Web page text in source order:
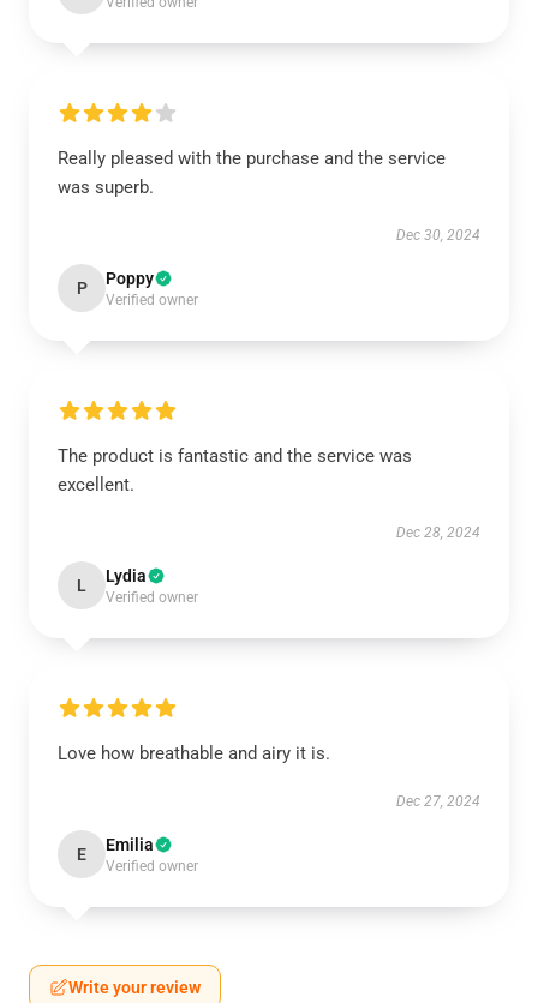
Really pleased with the purchase and the service
was superb.
Dec 30, 2024
P Poppy
Verified owner
The product is fantastic and the service was
excellent.
Dec 28, 2024
L Lydia
Verified owner
Love how breathable and airy it is.
Dec 27, 2024
E Emilia
Verified owner
Write your review